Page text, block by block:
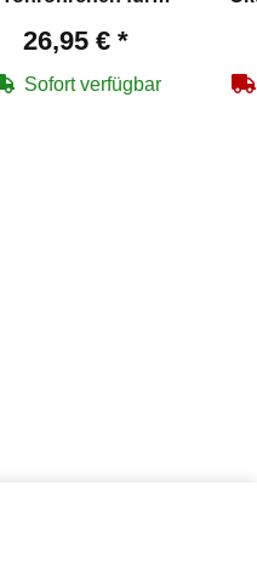
Freizeitspaß
26,95 € *
Sofort verfügbar